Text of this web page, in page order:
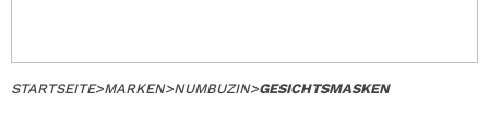
STARTSEITE>MARKEN>NUMBUZIN>GESICHTSMASKEN